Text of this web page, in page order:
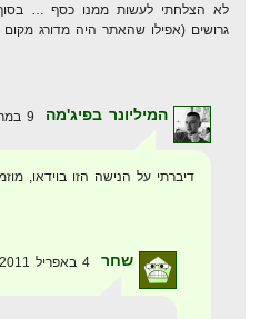
גרושים (אפילו שהאתר היה מדורג
המיליונר בפיג'מה
דיברתי על הנישה הזו בוידאו,
שחר